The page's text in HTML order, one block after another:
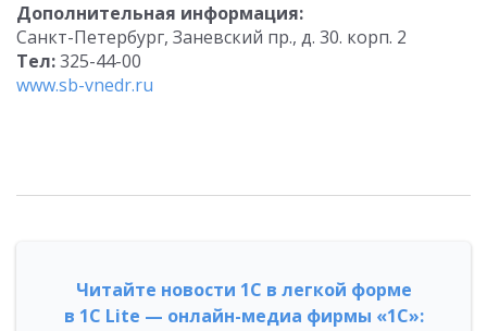
Дополнительная информация:
Санкт-Петербург, Заневский пр., д. 30. корп. 2
Тел:325-44-00
www.sb-vnedr.ru
Читайте новости 1С в легкой форме
в 1С Lite — онлайн-медиа фирмы «1С»: